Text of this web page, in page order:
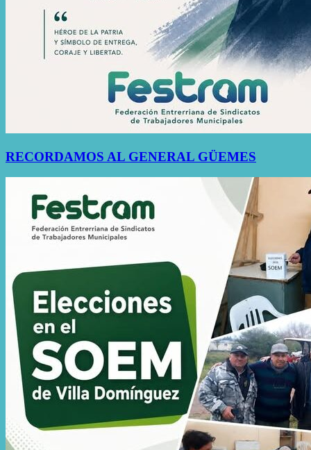
RECORDAMOS AL GENERAL GÜEMES